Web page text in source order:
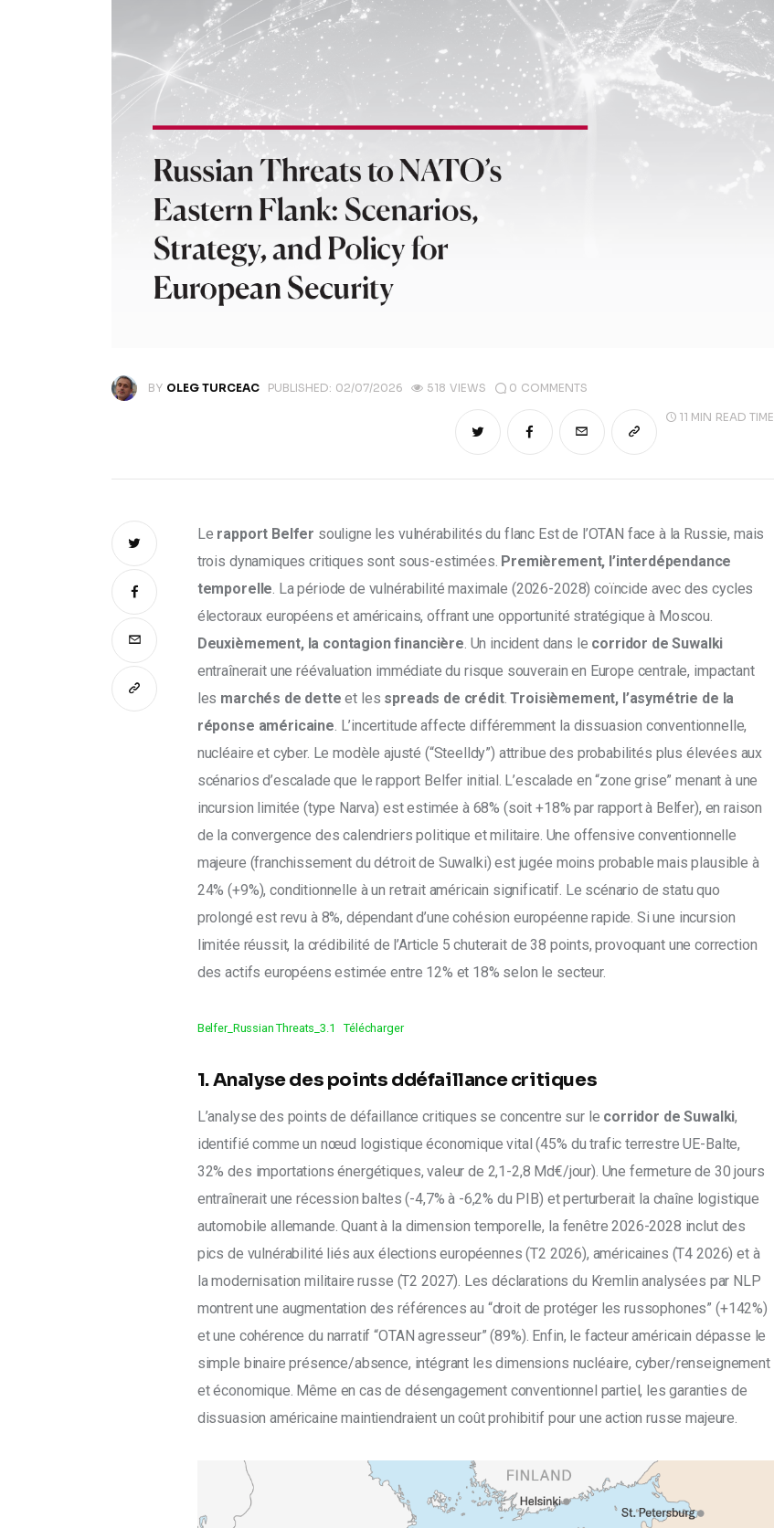
BY OLEG TURCEAC PUBLISHED: 02/07/2026 518 VIEWS 0 COMMENTS
11 MIN READ TIME
Le rapport Belfer souligne les vulnérabilités du flanc Est de l’OTAN face à la Russie, mais
trois dynamiques critiques sont sous-estimées. Premièrement, l’interdépendance
temporelle. La période de vulnérabilité maximale (2026-2028) coïncide avec des cycles
électoraux européens et américains, offrant une opportunité stratégique à Moscou.
Deuxièmement, la contagion financière. Un incident dans le corridor de Suwalki
entraînerait une réévaluation immédiate du risque souverain en Europe centrale, impactant
les marchés de dette et les spreads de crédit. Troisièmement, l’asymétrie de la
réponse américaine. L’incertitude affecte différemment la dissuasion conventionnelle,
nucléaire et cyber. Le modèle ajusté (“Steelldy”) attribue des probabilités plus élevées aux
scénarios d’escalade que le rapport Belfer initial. L’escalade en “zone grise” menant à une
incursion limitée (type Narva) est estimée à 68% (soit +18% par rapport à Belfer), en raison
de la convergence des calendriers politique et militaire. Une offensive conventionnelle
majeure (franchissement du détroit de Suwalki) est jugée moins probable mais plausible à
24% (+9%), conditionnelle à un retrait américain significatif. Le scénario de statu quo
prolongé est revu à 8%, dépendant d’une cohésion européenne rapide. Si une incursion
limitée réussit, la crédibilité de l’Article 5 chuterait de 38 points, provoquant une correction
des actifs européens estimée entre 12% et 18% selon le secteur.
Belfer_Russian Threats_3.1 Télécharger
1. Analyse des points ddéfaillance critiques
L’analyse des points de défaillance critiques se concentre sur le corridor de Suwalki,
identifié comme un nœud logistique économique vital (45% du trafic terrestre UE-Balte,
32% des importations énergétiques, valeur de 2,1-2,8 Md€/jour). Une fermeture de 30 jours
entraînerait une récession baltes (-4,7% à -6,2% du PIB) et perturberait la chaîne logistique
automobile allemande. Quant à la dimension temporelle, la fenêtre 2026-2028 inclut des
pics de vulnérabilité liés aux élections européennes (T2 2026), américaines (T4 2026) et à
la modernisation militaire russe (T2 2027). Les déclarations du Kremlin analysées par NLP
montrent une augmentation des références au “droit de protéger les russophones” (+142%)
et une cohérence du narratif “OTAN agresseur” (89%). Enfin, le facteur américain dépasse le
simple binaire présence/absence, intégrant les dimensions nucléaire, cyber/renseignement
et économique. Même en cas de désengagement conventionnel partiel, les garanties de
dissuasion américaine maintiendraient un coût prohibitif pour une action russe majeure.